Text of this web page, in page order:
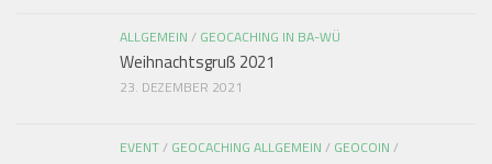
ALLGEMEIN / GEOCACHING IN BA-WÜ
Weihnachtsgruß 2021
23. DEZEMBER 2021
EVENT/ GEOCACHING ALLGEMEIN / GEOCOIN /